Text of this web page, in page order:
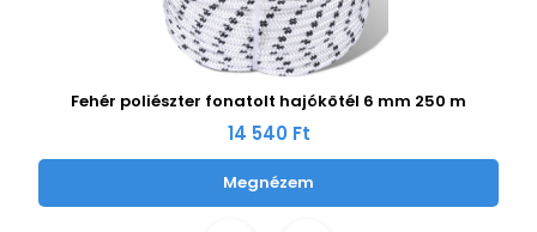
Fehér poliészter fonatolt hajókötél 6 mm 250 m
14 540 Ft
Megnézem